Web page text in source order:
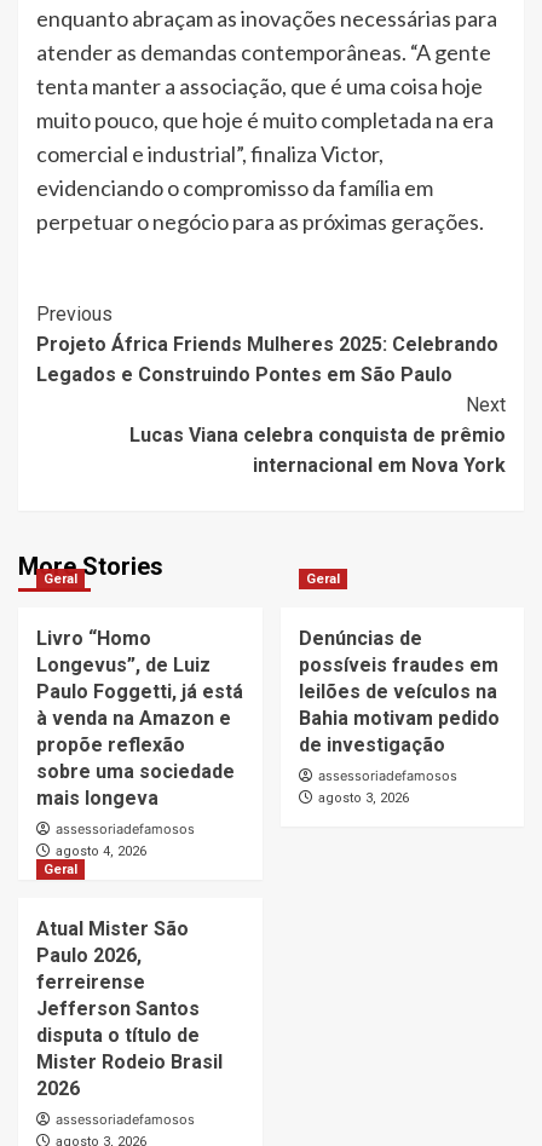
enquanto abraçam as inovações necessárias para
atender as demandas contemporâneas. “A gente
tenta manter a associação, que é uma coisa hoje
muito pouco, que hoje é muito completada na era
comercial e industrial”, finaliza Victor,
evidenciando o compromisso da família em
perpetuar o negócio para as próximas gerações.
Post
Navigation
Previous
Projeto África Friends Mulheres 2025: Celebrando
Legados e Construindo Pontes em São Paulo
Next
Lucas Viana celebra conquista de prêmio
internacional em Nova York
More Stories
Geral
Livro “Homo
Longevus”, de Luiz
Paulo Foggetti, já está
à venda na Amazon e
propõe reflexão
sobre uma sociedade
mais longeva
assessoriadefamosos
agosto 4, 2026
Geral
Denúncias de
possíveis fraudes em
leilões de veículos na
Bahia motivam pedido
de investigação
assessoriadefamosos
agosto 3, 2026
Geral
Atual Mister São
Paulo 2026,
ferreirense
Jefferson Santos
disputa o título de
Mister Rodeio Brasil
2026
assessoriadefamosos
agosto 3, 2026